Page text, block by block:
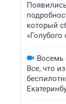
который
«Голубого
Восемь
Все, что